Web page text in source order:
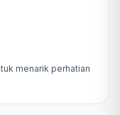
menarik perhatian